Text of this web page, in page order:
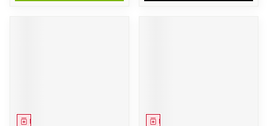
Médicament Médicament